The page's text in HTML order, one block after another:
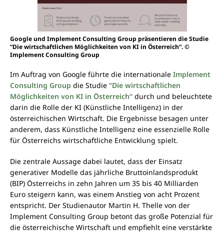
Google und Implement Consulting Group präsentieren die Studie
“Die wirtschaftlichen Möglichkeiten von KI in Österreich“. ©
Implement Consulting Group
Im Auftrag von Google führte die internationale Implement
Consulting Group die Studie “Die wirtschaftlichen
Möglichkeiten von KI in Österreich“ durch und beleuchtete
darin die Rolle der KI (Künstliche Intelligenz) in der
österreichischen Wirtschaft. Die Ergebnisse besagen unter
anderem, dass Künstliche Intelligenz eine essenzielle Rolle
für Österreichs wirtschaftliche Entwicklung spielt.
Die zentrale Aussage dabei lautet, dass der Einsatz
generativer Modelle das jährliche Bruttoinlandsprodukt
(BIP) Österreichs in zehn Jahren um 35 bis 40 Milliarden
Euro steigern kann, was einem Anstieg von acht Prozent
entspricht. Der Studienautor Martin H. Thelle von der
Implement Consulting Group betont das große Potenzial für
die österreichische Wirtschaft und empfiehlt eine verstärkte